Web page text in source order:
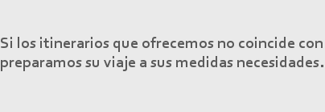
Si los itinerarios que ofrecemos no coincide
preparamos su viaje a sus medidas necesidades.